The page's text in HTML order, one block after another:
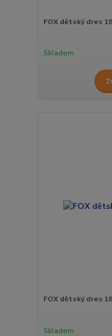
FOX dětský dres
Skladem
FOX dětský dres
Skladem